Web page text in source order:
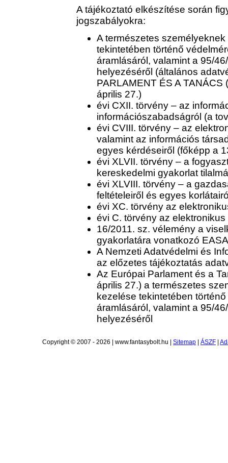
A tájékoztató elkészítése során
jogszabályokra:
A természetes
tekintetében történő
áramlásáról, valamint a 95/
helyezéséről (általános
PARLAMENT ÉS A
április 27.)
évi CXII. törvény – az
információszabadságról (a
évi CVIII. törvény – az
valamint az információs
egyes kérdéseiről (főképp a
évi XLVII. törvény – a
kereskedelmi gyakorlat
évi XLVIII. törvény – a
feltételeiről és egyes
évi XC. törvény az
évi C. törvény az
16/2011. sz. vélemény a
gyakorlatára vonatkozó
A Nemzeti Adatvédelmi és
az előzetes tájékoztatás
Az Európai Parlament és a
április 27.) a természetes
kezelése tekintetében
áramlásáról, valamint a 95/
helyezéséről
Copyright © 2007 - 2026 | www.fantasybolt.hu | Sitemap | ÁSZF |